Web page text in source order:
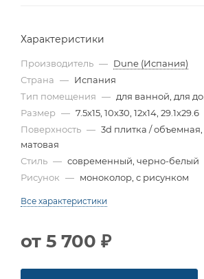
Характеристики
Производитель — Dune (Испания)
Страна — Испания
Тип помещения — для ванной, для
Размер — 7.5x15, 10x30, 12x14, 29.1x29.6
Поверхность — 3d плитка / объемная,
матовая
Стиль — современный, черно-белый
Рисунок — моноколор, с рисунком
Все характеристики
от 5 700 ₽